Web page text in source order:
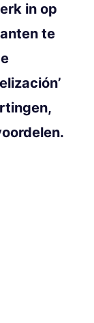
in op
te